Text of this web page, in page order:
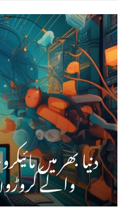
دنیا بھر میں
والے